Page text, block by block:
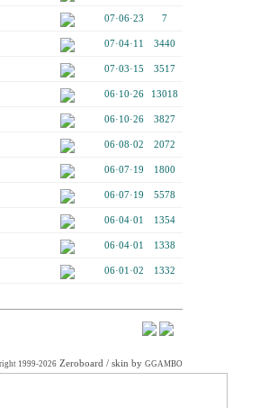
07·06·23 7
07·04·11 3440
07·03·15 3517
06·10·26 13018
06·10·26 3827
06·08·02 2072
06·07·19 1800
06·07·19 5578
06·04·01 1354
06·04·01 1338
06·01·02 1332
1999-2026 Zeroboard / skin by GGAMBO